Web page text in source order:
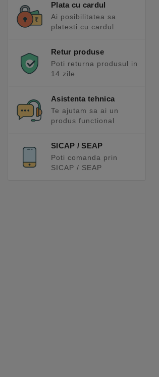
Plata cu cardul
Ai posibilitatea sa
platesti cu cardul
Retur produse
Poti returna produsul in
14 zile
Asistenta tehnica
Te ajutam sa ai un
produs functional
SICAP / SEAP
Poti comanda prin
SICAP / SEAP